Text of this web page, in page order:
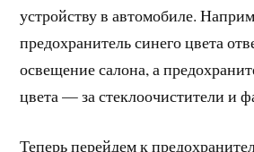
устройству в автомобиле.
предохранитель синего цвета
освещение салона, а
цвета — за стеклоочистители и
Теперь перейдем к